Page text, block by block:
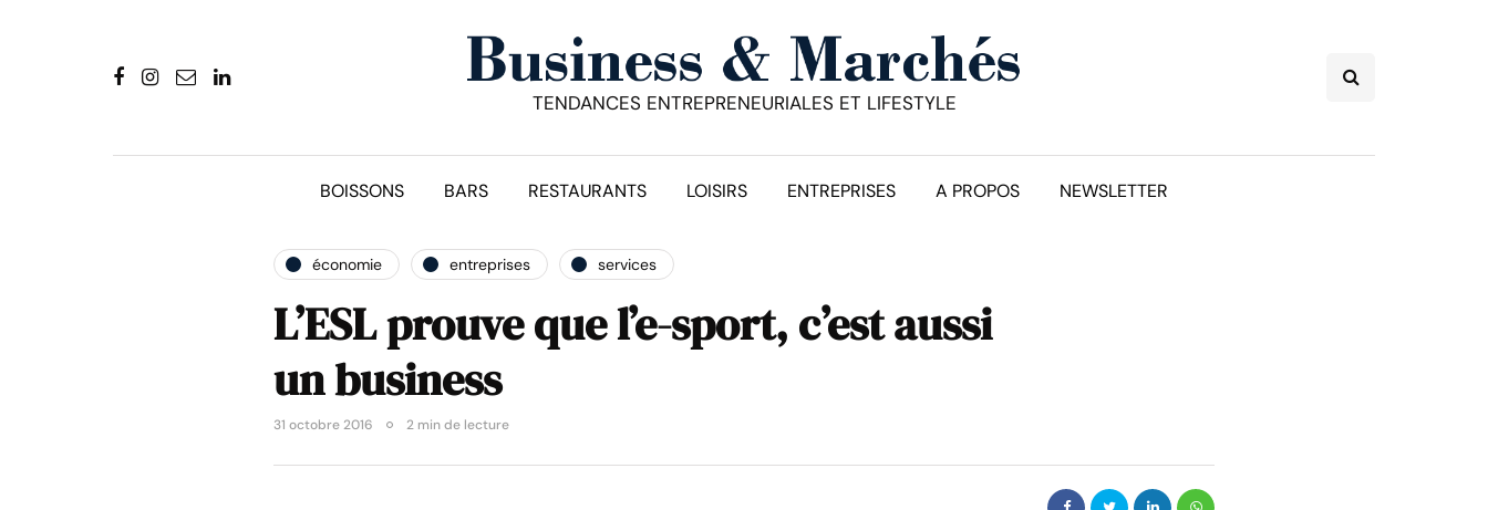
TENDANCES ENTREPRENEURIALES ET LIFESTYLE
BOISSONS BARS RESTAURANTS LOISIRS ENTREPRISES A PROPOS NEWSLETTER
économie entreprises services
L’ESL prouve que l’e-sport, c’est aussi
un business
31 octobre 2016 2 min de lecture